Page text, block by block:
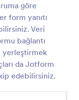
göre
form yanıtı
Veri
bağlantı
yerleştirmek
da Jotform
edebilirsiniz.
stok takibini